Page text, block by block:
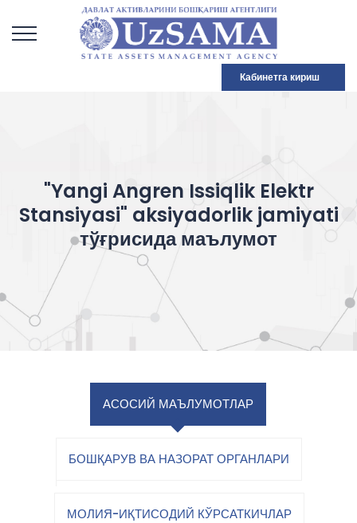
Кабинетга кириш
"Yangi Angren Issiqlik Elektr
Stansiyasi" aksiyadorlik jamiyati
тўғрисида маълумот
АСОСИЙ МАЪЛУМОТЛАР
БОШҚАРУВ ВА НАЗОРАТ ОРГАНЛАРИ
МОЛИЯ-ИҚТИСОДИЙ КЎРСАТКИЧЛАР